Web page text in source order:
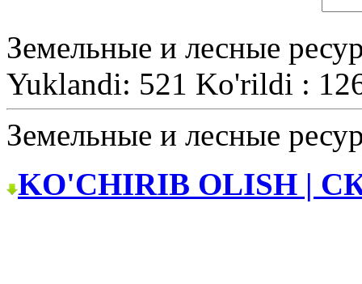
Земельные и лесные
Yuklandi: 521 Ko'rildi :
Земельные и лесные
KO'CHIRIB OLISH |